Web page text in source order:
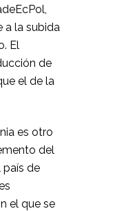
a la subida
El
de
el de la
es otro
del
país de
el que se